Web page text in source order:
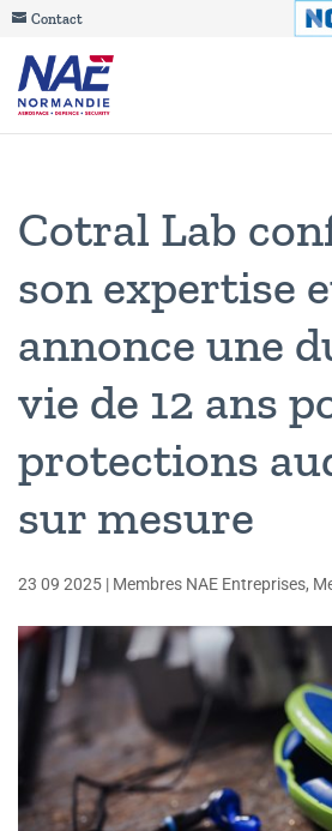
Contact
Cotral Lab
son expertise
annonce une
vie de 12 ans
protections
sur mesure
23 09 2025 | Membres NAE Entreprises,